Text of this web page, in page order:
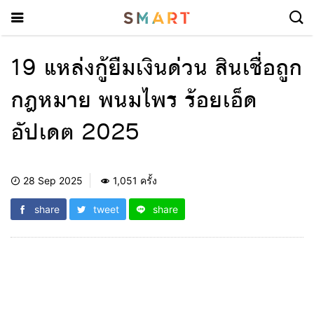
19 แหล่งกู้ยืมเงินด่วน สินเชื่อถูก
กฎหมาย พนมไพร ร้อยเอ็ด
อัปเดต 2025
28 Sep 2025 1,051 ครั้ง
share tweet share